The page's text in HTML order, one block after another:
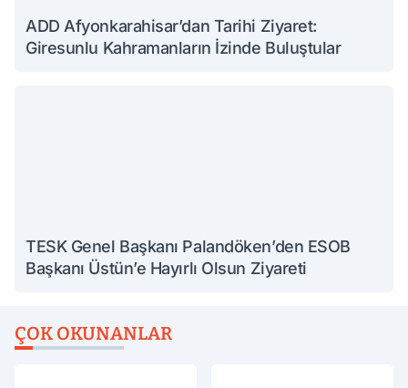
ADD Afyonkarahisar’dan Tarihi Ziyaret:
Giresunlu Kahramanların İzinde Buluştular
TESK Genel Başkanı Palandöken’den ESOB
Başkanı Üstün’e Hayırlı Olsun Ziyareti
ÇOK OKUNANLAR